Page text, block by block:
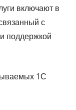
включают в
с
поддержкой
1С